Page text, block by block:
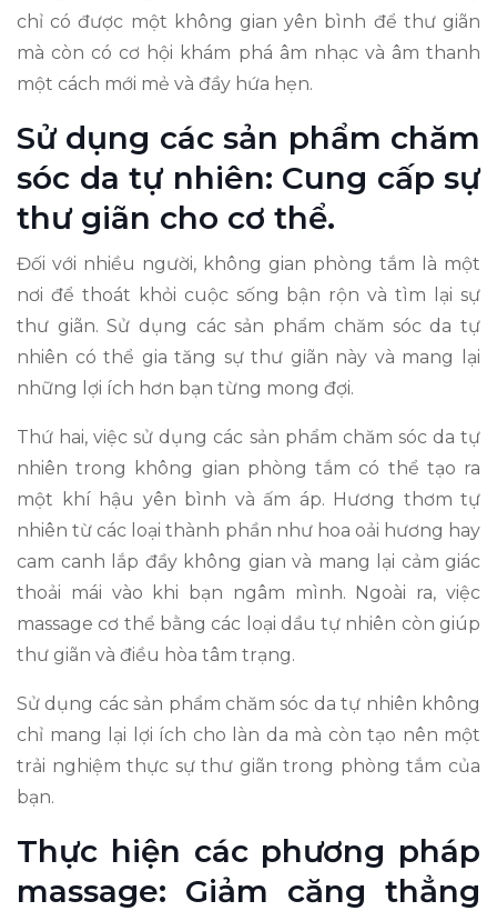
chỉ có được một không gian yên bình để thư giãn
mà còn có cơ hội khám phá âm nhạc và âm thanh
một cách mới mẻ và đầy hứa hẹn.
Sử dụng các sản phẩm chăm
sóc da tự nhiên: Cung cấp sự
thư giãn cho cơ thể.
Đối với nhiều người, không gian phòng tắm là một
nơi để thoát khỏi cuộc sống bận rộn và tìm lại sự
thư giãn. Sử dụng các sản phẩm chăm sóc da tự
nhiên có thể gia tăng sự thư giãn này và mang lại
những lợi ích hơn bạn từng mong đợi.
Thứ hai, việc sử dụng các sản phẩm chăm sóc da tự
nhiên trong không gian phòng tắm có thể tạo ra
một khí hậu yên bình và ấm áp. Hương thơm tự
nhiên từ các loại thành phần như hoa oải hương hay
cam canh lắp đầy không gian và mang lại cảm giác
thoải mái vào khi bạn ngâm mình. Ngoài ra, việc
massage cơ thể bằng các loại dầu tự nhiên còn giúp
thư giãn và điều hòa tâm trạng.
Sử dụng các sản phẩm chăm sóc da tự nhiên không
chỉ mang lại lợi ích cho làn da mà còn tạo nên một
trải nghiệm thực sự thư giãn trong phòng tắm của
bạn.
Thực hiện các phương pháp
massage: Giảm căng thẳng